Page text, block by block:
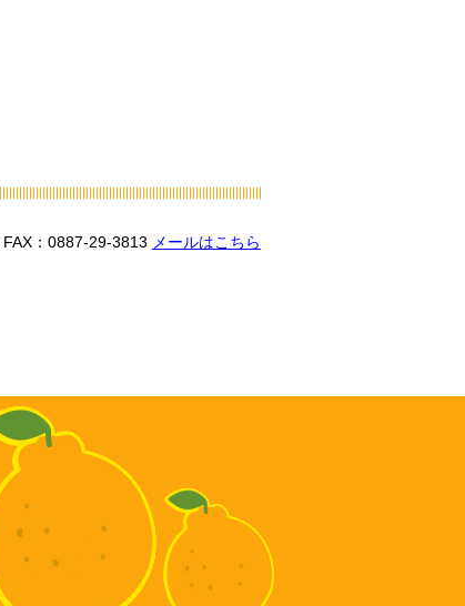
FAX：0887-29-3813 メールはこちら